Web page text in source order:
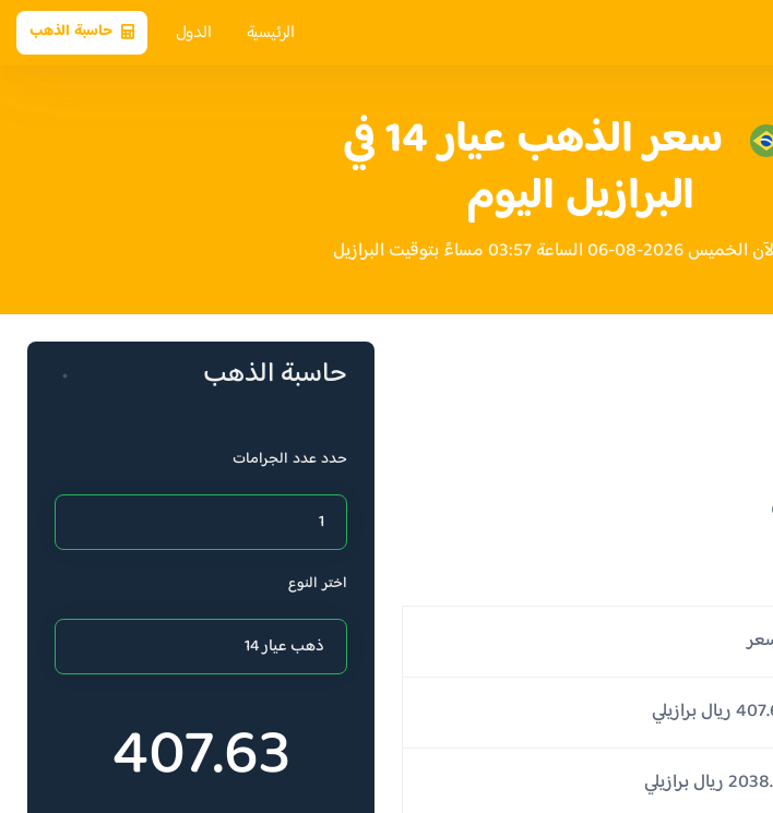
الرئيسية الدول حاسبة الذهب
سعر الذهب عيار 14 في
البرازيل اليوم
الساعة 03:57 مساءً بتوقيت البرازيل
برازيلي
ريال برازيلي
حاسبة الذهب
حدد عدد الجرامات
اختر النوع
407.63